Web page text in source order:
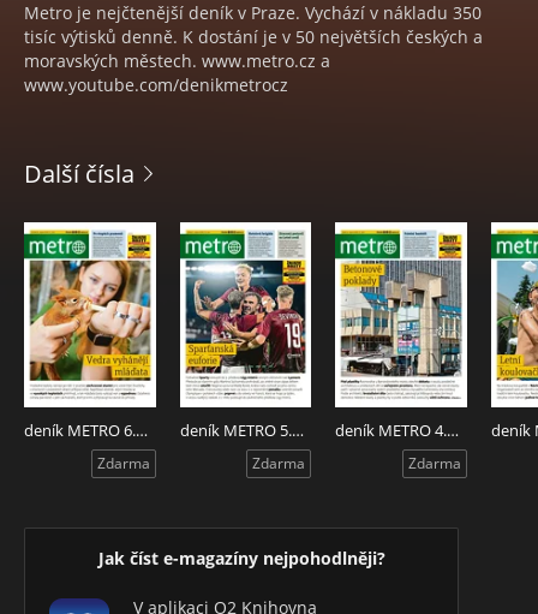
Metro je nejčtenější deník v Praze. Vychází v nákladu 350
tisíc výtisků denně. K dostání je v 50 největších českých a
moravských městech. www.metro.cz a
www.youtube.com/denikmetrocz
Další čísla
deník METRO 6.8.2026
Zdarma
deník METRO 5.8.2026
Zdarma
deník METRO 4.8.2026
Zdarma
Jak číst e-magazíny nejpohodlněji?
V aplikaci O2 Knihovna